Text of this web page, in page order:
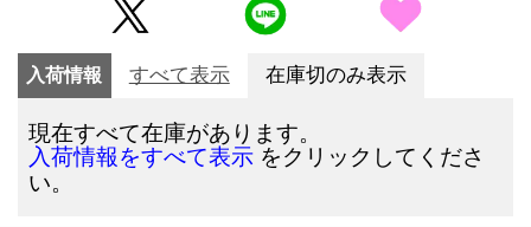
入荷情報 すべて表示 在庫切のみ表示
現在すべて在庫があります。
入荷情報をすべて表示 をクリックしてくださ
い。